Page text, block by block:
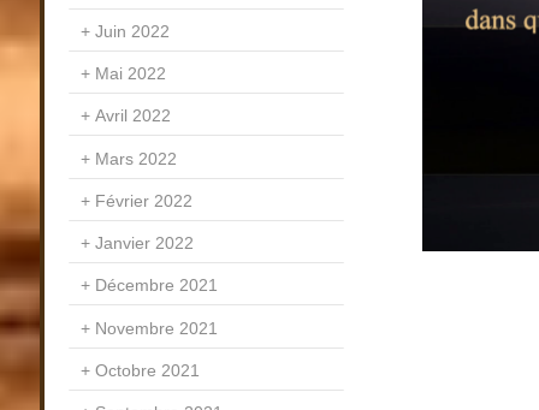
Juin 2022
Mai 2022
Avril 2022
Mars 2022
Février 2022
Janvier 2022
Décembre 2021
Novembre 2021
Octobre 2021